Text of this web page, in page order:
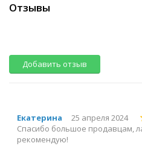
Отзывы
Добавить отзыв
Екатерина
25 апреля 2024
Спасибо большое продавцам,
рекомендую!